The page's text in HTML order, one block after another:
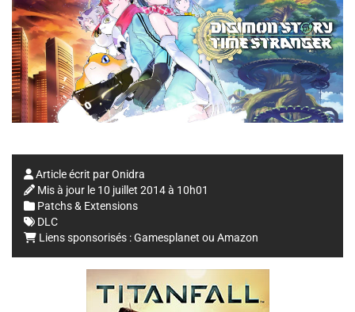
Article écrit parOnidra
Mis à jour le 10 juillet 2014 à 10h01
Patchs & Extensions
DLC
Liens sponsorisés :Gamesplanet ou Amazon